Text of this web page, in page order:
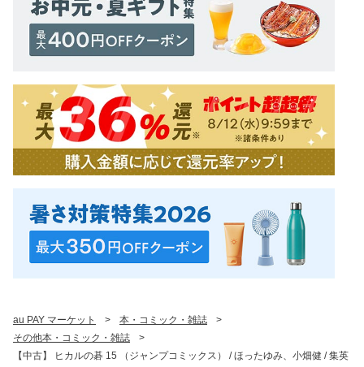
au PAY マーケット > 本・コミック・雑誌
>
その他本・コミック・雑誌
>
【中古】 ヒカルの碁 15 （ジャンプコミックス） / ほったゆみ、小畑健 / 集英